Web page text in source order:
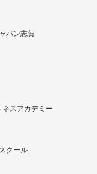
パン志賀
ネスアカデミー
クール